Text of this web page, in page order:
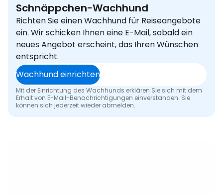
Schnäppchen-Wachhund
Richten Sie einen Wachhund für Reiseangebote
ein. Wir schicken Ihnen eine E-Mail, sobald ein
neues Angebot erscheint, das Ihren Wünschen
entspricht.
Wachhund einrichten
Mit der Einrichtung des Wachhunds erklären Sie sich mit dem
Erhalt von E-Mail-Benachrichtigungen einverstanden. Sie
können sich jederzeit wieder abmelden.